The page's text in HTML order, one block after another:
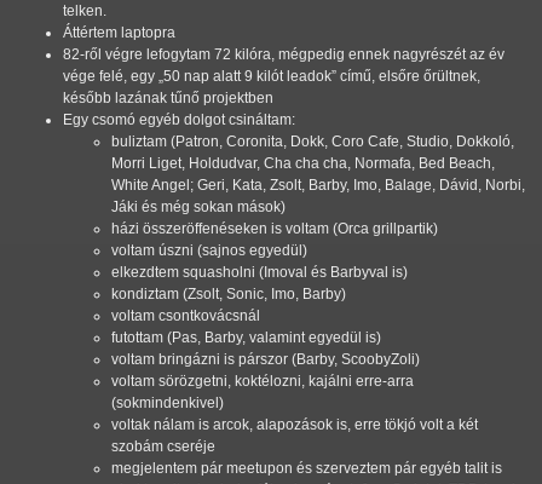
telken.
Áttértem laptopra
82-ről végre lefogytam 72 kilóra, mégpedig ennek nagyrészét az év
vége felé, egy 50 nap alatt 9 kilót leadok című, elsőre őrültnek,
később lazának tűnő projektben
Egy csomó egyéb dolgot csináltam:
buliztam (Patron, Coronita, Dokk, Coro Cafe, Studio, Dokkoló,
Morri Liget, Holdudvar, Cha cha cha, Normafa, Bed Beach,
White Angel; Geri, Kata, Zsolt, Barby, Imo, Balage, Dávid, Norbi,
Jáki és még sokan mások)
házi összeröffenéseken is voltam (Orca grillpartik)
voltam úszni (sajnos egyedül)
elkezdtem squasholni (Imoval és Barbyval is)
kondiztam (Zsolt, Sonic, Imo, Barby)
voltam csontkovácsnál
futottam (Pas, Barby, valamint egyedül is)
voltam bringázni is párszor (Barby, ScoobyZoli)
voltam sörözgetni, koktélozni, kajálni erre-arra
(sokmindenkivel)
voltak nálam is arcok, alapozások is, erre tökjó volt a két
szobám cseréje
megjelentem pár meetupon és szerveztem pár egyéb talit is